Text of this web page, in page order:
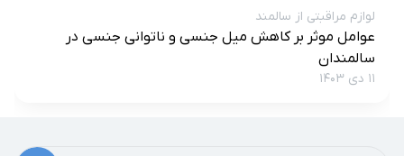
لوازم مراقبتی از سالمند
عوامل موثر بر کاهش میل جنسی و ناتوانی جنسی در
سالمندان
۱۱ دی ۱۴۰۳